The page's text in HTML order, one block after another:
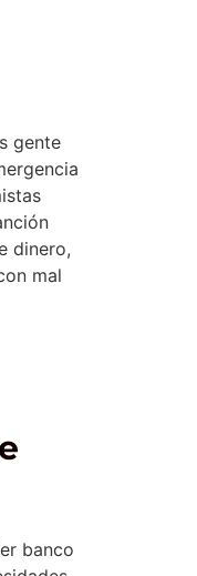
gente
dinero,
mal
banco